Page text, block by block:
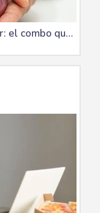
Diabetes y salud cardiovascular: el combo que debes cuidar desde el día uno